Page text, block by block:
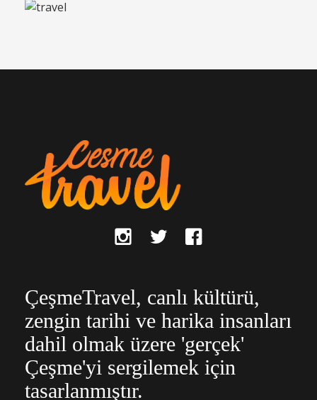
ÇeşmeTravel, canlı kültürü,
zengin tarihi ve harika insanları
dahil olmak üzere 'gerçek'
Çeşme'yi sergilemek için
tasarlanmıştır.